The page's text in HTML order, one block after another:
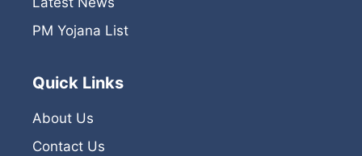
PM Yojana List
Quick Links
About Us
Contact Us